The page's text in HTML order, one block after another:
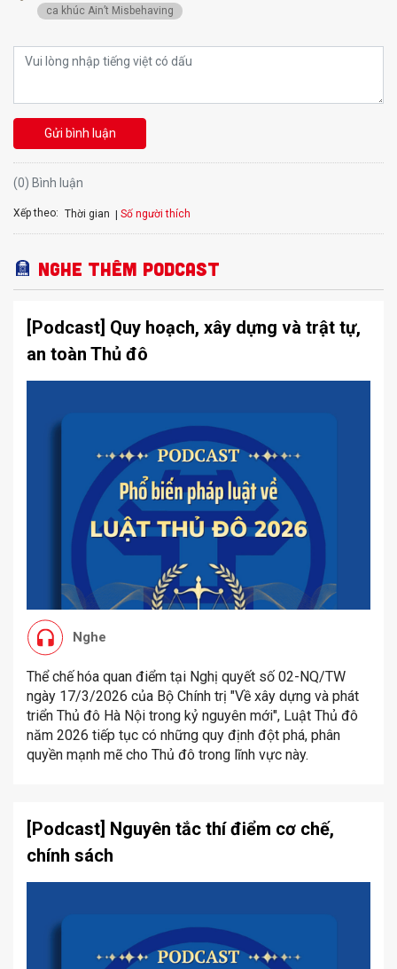
ca khúc Ain’t Misbehaving
Gửi bình luận
(0) Bình luận
Xếp theo: Thời gian Số người thích
Nghe thêm Podcast
[Podcast] Quy hoạch, xây dựng và trật tự,
an toàn Thủ đô
Nghe
Thể chế hóa quan điểm tại Nghị quyết số 02-NQ/TW
ngày 17/3/2026 của Bộ Chính trị "Về xây dựng và phát
triển Thủ đô Hà Nội trong kỷ nguyên mới", Luật Thủ đô
năm 2026 tiếp tục có những quy định đột phá, phân
quyền mạnh mẽ cho Thủ đô trong lĩnh vực này.
[Podcast] Nguyên tắc thí điểm cơ chế,
chính sách